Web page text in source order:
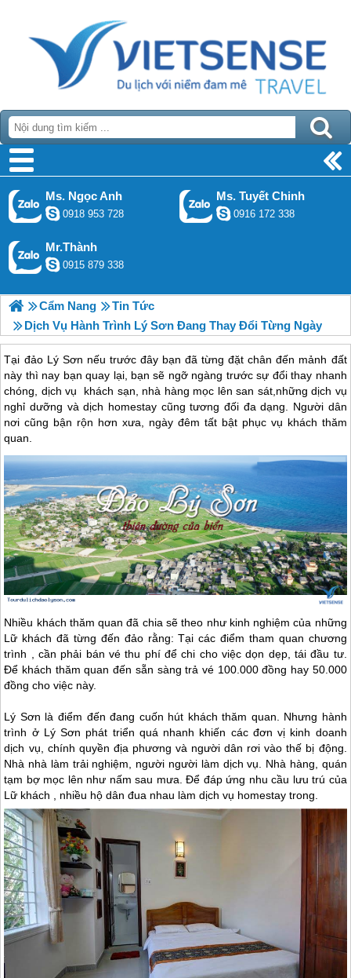
Ms. Ngọc Anh
0918 953 728
Ms. Tuyết Chinh
0916 172 338
Mr.Thành
0915 879 338
Cẩm Nang
Tin Tức
Dịch Vụ Hành Trình Lý Sơn Đang Thay Đổi Từng Ngày
Tại đảo Lý Sơn nếu trước đây bạn đã từng đặt chân đến mảnh đất
này thì nay bạn quay lại, bạn sẽ ngỡ ngàng trước sự đổi thay nhanh
chóng, dịch vụ khách sạn, nhà hàng mọc lên san sát,những dịch vụ
nghỉ dưỡng và dịch homestay cũng tương đối đa dạng. Người dân
nơi cũng bận rộn hơn xưa, ngày đêm tất bật phục vụ khách thăm
quan.
Nhiều khách thăm quan đã chia sẽ theo như kinh nghiệm của những
Lữ khách đã từng đến đảo rằng: Tại các điểm tham quan chương
trình , cần phải bán vé thu phí để chi cho việc dọn dẹp, tái đầu tư.
Để khách thăm quan đến sẵn sàng trả vé 100.000 đồng hay 50.000
đồng cho việc này.
Lý Sơn là điểm đến đang cuốn hút khách thăm quan. Nhưng hành
trình ở Lý Sơn phát triển quá nhanh khiến các đơn vị kinh doanh
dịch vụ, chính quyền địa phương và người dân rơi vào thế bị động.
Nhà nhà làm trải nghiệm, người người làm dịch vụ. Nhà hàng, quán
tạm bợ mọc lên như nấm sau mưa. Để đáp ứng nhu cầu lưu trú của
Lữ khách , nhiều hộ dân đua nhau làm dịch vụ homestay trong.